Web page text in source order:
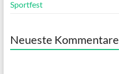
Sportfest
Neueste Kommentare